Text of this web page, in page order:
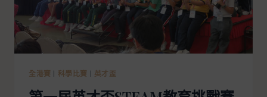
全港賽 | 科學比賽 | 英才盃